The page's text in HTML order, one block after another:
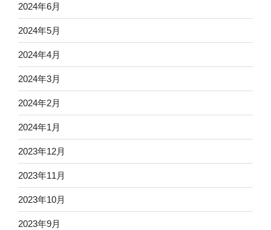
2024年6月
2024年5月
2024年4月
2024年3月
2024年2月
2024年1月
2023年12月
2023年11月
2023年10月
2023年9月